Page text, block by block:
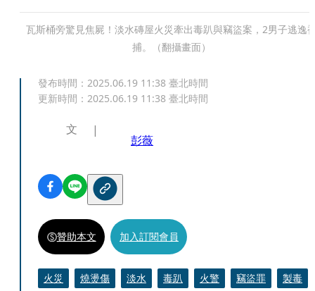
瓦斯桶旁驚見焦屍！淡水磚屋火災牽出毒趴與竊盜案，2男子逃逸
捕。（翻攝畫面）
發布時間： 2025.06.19 11:38 臺北時間
更新時間： 2025.06.19 11:38 臺北時間
文
彭薇
贊助本文 加入訂閱會員
火災 燒燙傷 淡水 毒趴 火警 竊盜罪
製毒